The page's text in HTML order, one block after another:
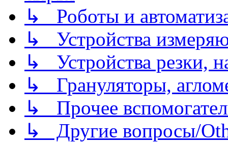
↳ Роботы и
↳ Устройства
↳ Устройства резки,
↳ Грануляторы,
↳ Прочее
↳ Другие вопросы/